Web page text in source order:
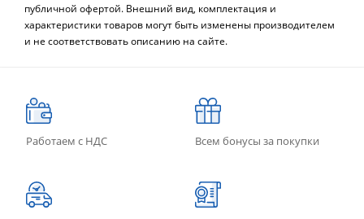
публичной офертой. Внешний вид, комплектация и
характеристики товаров могут быть изменены производителем
и не соответствовать описанию на сайте.
Работаем с НДС Всем бонусы за покупки